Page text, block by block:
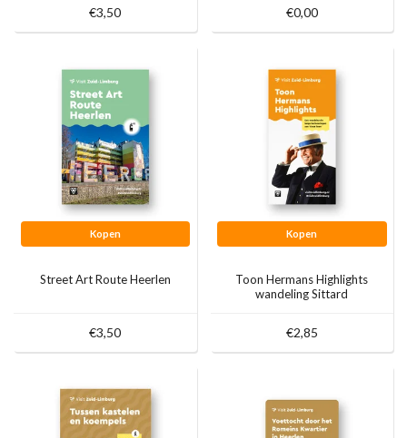
€3,50 €0,00
Kopen
Street Art Route Heerlen
€3,50
Kopen
Toon Hermans Highlights
wandeling Sittard
€2,85